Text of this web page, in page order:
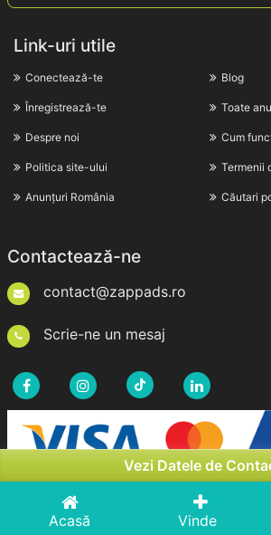
Vezi Datele de
Acasă Vinde
Link-uri utile
Conectează-te
Înregistrează-te
Despre noi
Politica site-ului
Anunțuri România
Blog
Toate
Cum
Termenii
Căutari
Contactează-ne
contact@zappads.ro
Scrie-ne un mesaj